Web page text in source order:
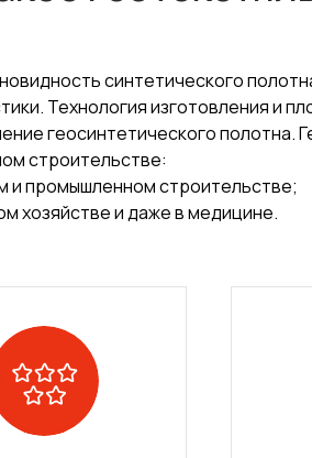
синтетического
Технология изготовления и
геосинтетического полотна.
строительстве:
и промышленном строительстве;
хозяйстве и даже в медицине.